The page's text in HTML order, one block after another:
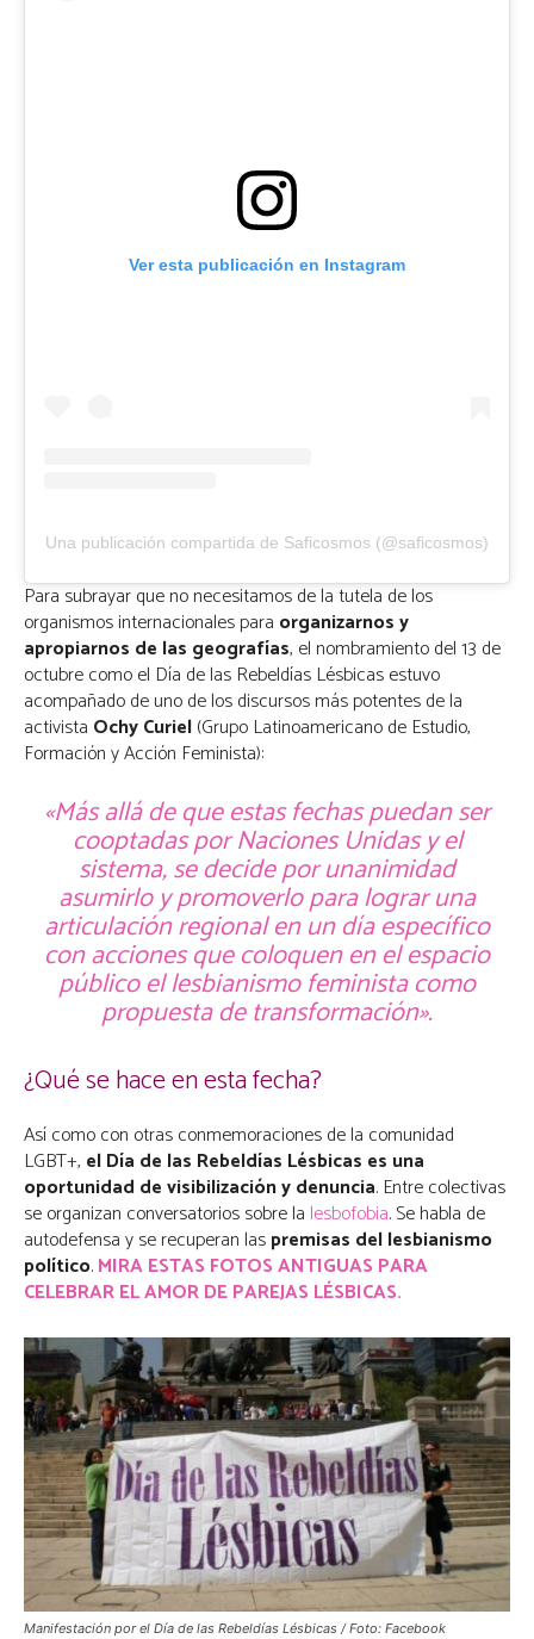
Ver esta publicación en Instagram
Una publicación compartida de Saficosmos (@saficosmos)
Para subrayar que no necesitamos de la tutela de los
organismos internacionales para organizarnos y
apropiarnos de las geografías, el nombramiento del 13 de
octubre como el Día de las Rebeldías Lésbicas estuvo
acompañado de uno de los discursos más potentes de la
activista Ochy Curiel(Grupo Latinoamericano de Estudio,
Formación y Acción Feminista):
«Más allá de que estas fechas puedan ser
cooptadas por Naciones Unidas y el
sistema, se decide por unanimidad
asumirlo y promoverlo para lograr una
articulación regional en un día específico
con acciones que coloquen en el espacio
público el lesbianismo feminista como
propuesta de transformación».
¿Qué se hace en esta fecha?
Así como con otras conmemoraciones de la comunidad
LGBT+, el Día de las Rebeldías Lésbicas es una
oportunidad de visibilización y denuncia. Entre colectivas
se organizan conversatorios sobre la lesbofobia. Se habla de
autodefensa y se recuperan laspremisas del lesbianismo
político.MIRA ESTAS FOTOS ANTIGUAS PARA
CELEBRAR EL AMOR DE PAREJAS LÉSBICAS.
Manifestación por el Día de las Rebeldías Lésbicas / Foto: Facebook